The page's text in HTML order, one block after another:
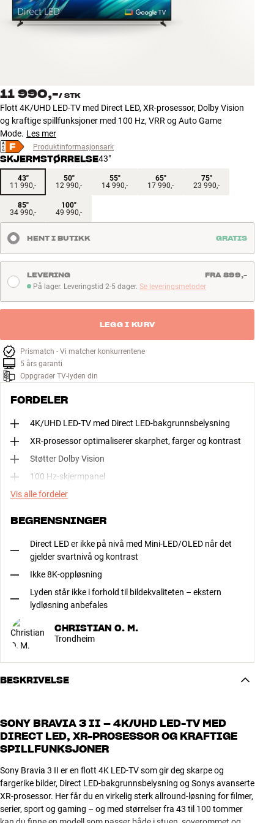
Tilbehør
NYHETER
TILBUD
Finn Butikk
Kundeservice
Logg inn
Kundeservice
Bygg med lyd
11 990,-/ STK
Flott 4K/UHD LED-TV med Direct LED, XR-prosessor, Dolby Vision
og kraftige spillfunksjoner med 100 Hz, VRR og Auto Game
Mode. Les mer
Produktinformasjonsark
SKJERMSTØRRELSE43"
43"
11 990,-
50"
12 990,-
55"
14 990,-
65"
17 990,-
75"
23 990,-
85"
34 990,-
100"
49 990,-
HENT I BUTIKK GRATIS
På lager. Leveringstid 2-5 dager
På lager. Leveringstid 2-5 dager. Se leveringsmetoder
LEVERING FRA 899,-
LEGG I KURV
Prismatch - Vi matcher konkurrentene
5 års garanti
Oppgrader TV-lyden din
FORDELER
4K/UHD LED-TV med Direct LED-bakgrunnsbelysning
XR-prosessor optimaliserer skarphet, farger og kontrast
Støtter Dolby Vision
100 Hz-skjermpanel
Vis alle fordeler
BEGRENSNINGER
Direct LED er ikke på nivå med Mini-LED/OLED når det
gjelder svartnivå og kontrast
Ikke 8K-oppløsning
Lyden står ikke i forhold til bildekvaliteten – ekstern
lydløsning anbefales
CHRISTIAN O. M.
Trondheim
BESKRIVELSE
SONY BRAVIA 3 II – 4K/UHD LED-TV MED
DIRECT LED, XR-PROSESSOR OG KRAFTIGE
SPILLFUNKSJONER
Sony Bravia 3 II er en flott 4K LED-TV som gir deg skarpe og
fargerike bilder, Direct LED-bakgrunnsbelysning og Sonys avanserte
XR-prosessor. Her får du en virkelig sterk allround-løsning for filmer,
serier, sport og gaming – og med størrelser fra 43 til 100 tommer